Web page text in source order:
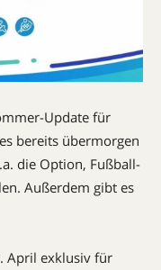
Update für
bereits übermorgen
die Option, Fußball-
Außerdem gibt es
April exklusiv für